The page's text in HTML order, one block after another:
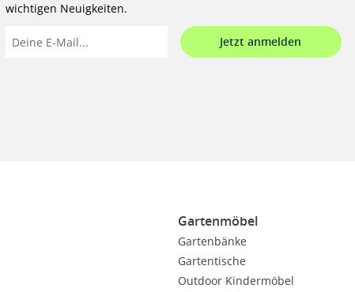
wichtigen Neuigkeiten.
Jetzt anmelden
Gartenmöbel
Gartenbänke
Gartentische
Outdoor Kindermöbel